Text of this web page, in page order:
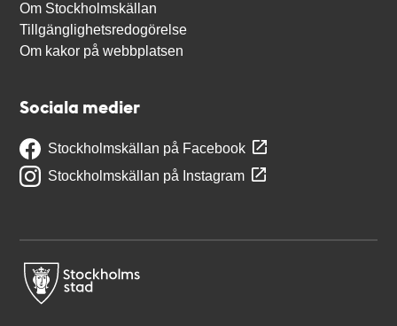
Om Stockholmskällan
Tillgänglighetsredogörelse
Om kakor på webbplatsen
Sociala medier
Stockholmskällan på Facebook
Stockholmskällan på Instagram